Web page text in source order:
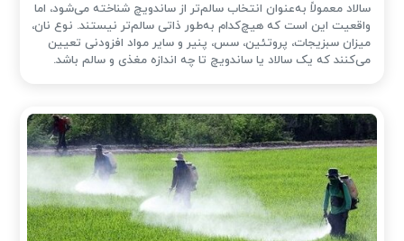
سالاد معمولاً به‌عنوان انتخاب سالم‌تر از ساندویچ شناخته می‌شود، اما
واقعیت این است که هیچ‌کدام به‌طور ذاتی سالم‌تر نیستند. نوع نان،
میزان سبزیجات، پروتئین، سس، پنیر و سایر مواد افزودنی تعیین
می‌کنند که یک سالاد یا ساندویچ تا چه اندازه مغذی و سالم باشد.